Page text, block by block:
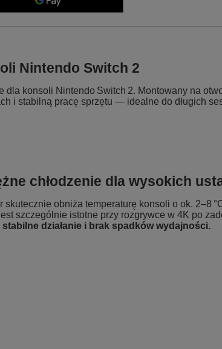
Nintendo Switch 2
konsoli Nintendo Switch 2. Montowany na
i stabilną pracę sprzętu — idealne do długich
chłodzenie dla wysokich
skutecznie obniża temperaturę konsoli o ok. 2–8
szczególnie istotne przy rozgrywce w 4K po
stabilne działanie i brak spadków wydajności.